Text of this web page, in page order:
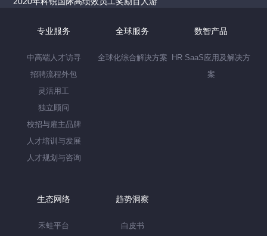
专业服务
中高端人才访寻
招聘流程外包
灵活用工
独立顾问
校招与雇主品牌
人才培训与发展
人才规划与咨询
全球服务
全球化综合解决方案
数智产品
HR SaaS应用及解决方
案
生态网络
禾蛙平台
趋势洞察
白皮书